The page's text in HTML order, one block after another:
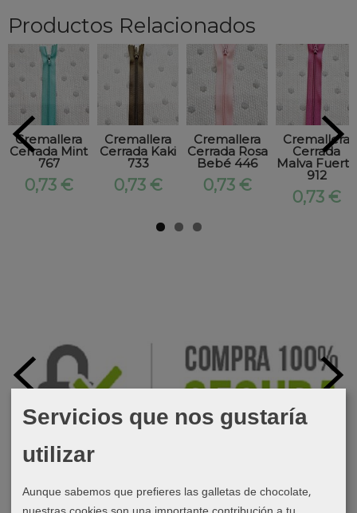
Productos Relacionados
Cremallera
Cerrada Mint
767
0,73 €
Cremallera
Cerrada Kaki
733
0,73 €
Cremallera
Cerrada Rosa
Bebé 446
0,73 €
Cremallera
Cerrada
Malva Fuerte
912
0,73 €
Servicios que nos gustaría
utilizar
Aunque sabemos que prefieres las galletas de chocolate,